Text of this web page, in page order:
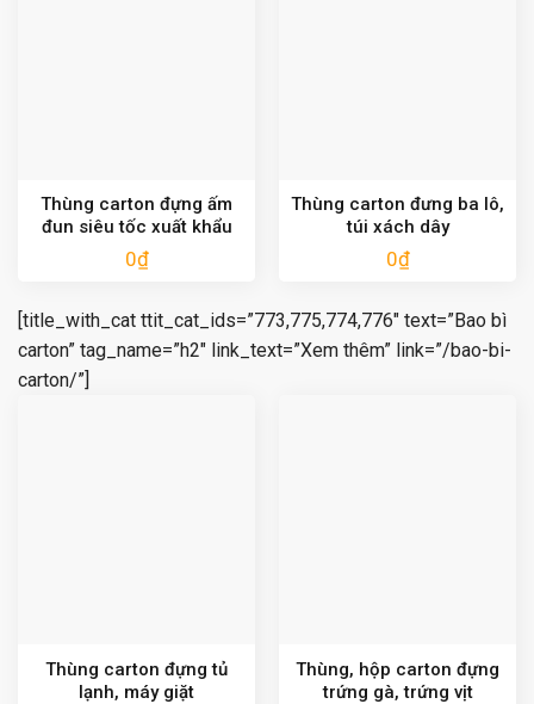
Thùng carton đựng ấm
đun siêu tốc xuất khẩu
0₫
Thùng carton đưng ba lô,
túi xách dây
0₫
[title_with_cat ttit_cat_ids=”773,775,774,776″ text=”Bao bì
carton” tag_name=”h2″ link_text=”Xem thêm” link=”/bao-bi-
carton/”]
Thùng carton đựng tủ
lạnh, máy giặt
Thùng, hộp carton đựng
trứng gà, trứng vịt